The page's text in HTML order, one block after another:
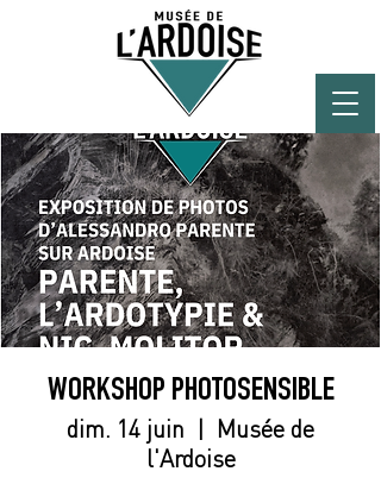
WORKSHOP PHOTOSENSIBLE
dim. 14 juin
  |
Musée de
l'Ardoise